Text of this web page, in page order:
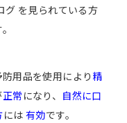
グ を見られている方
用品を使用により 精
正常 になり、 自然に口
には有効です。